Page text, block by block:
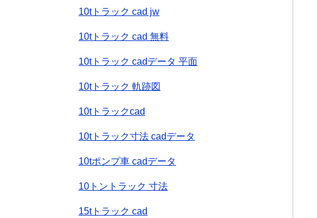
10tトラック cad jw
10tトラック cad 無料
10tトラック cadデータ 平面
10tトラック 軌跡図
10tトラックcad
10tトラック寸法 cadデータ
10tポンプ車 cadデータ
10トントラック 寸法
15tトラック cad